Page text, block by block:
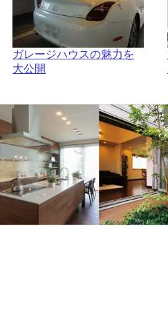
ガレージハウスの魅力を
大公開